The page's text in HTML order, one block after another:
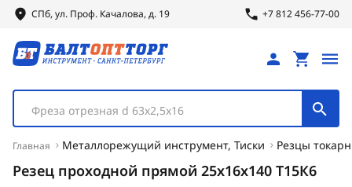
СПб, ул. Проф. Качалова, д. 19 +7 812 456-77-00
Фреза отрезная d 63х2,5х16
Главная Металлорежущий инструмент, Тиски Резцы
Резец проходной прямой 25х16х140 Т15К6